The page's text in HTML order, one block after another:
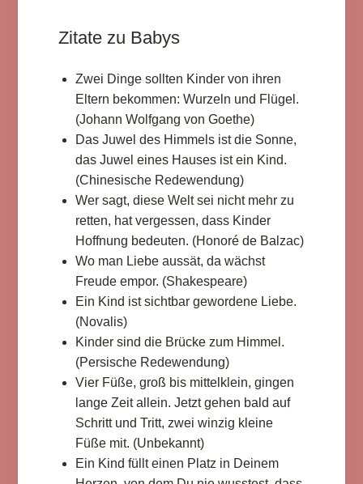
Zitate zu Babys
Zwei Dinge sollten Kinder von ihren
Eltern bekommen: Wurzeln und Flügel.
(Johann Wolfgang von Goethe)
Das Juwel des Himmels ist die Sonne,
das Juwel eines Hauses ist ein Kind.
(Chinesische Redewendung)
Wer sagt, diese Welt sei nicht mehr zu
retten, hat vergessen, dass Kinder
Hoffnung bedeuten. (Honoré de Balzac)
Wo man Liebe aussät, da wächst
Freude empor. (Shakespeare)
Ein Kind ist sichtbar gewordene Liebe.
(Novalis)
Kinder sind die Brücke zum Himmel.
(Persische Redewendung)
Vier Füße, groß bis mittelklein, gingen
lange Zeit allein. Jetzt gehen bald auf
Schritt und Tritt, zwei winzig kleine
Füße mit. (Unbekannt)
Ein Kind füllt einen Platz in Deinem